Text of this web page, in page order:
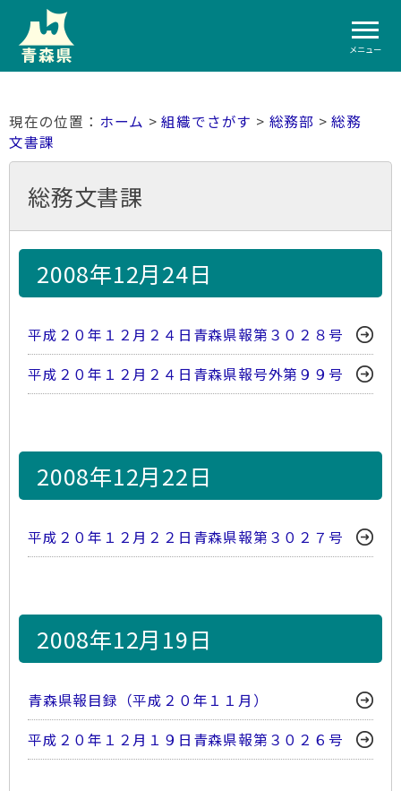
メニュー
ホーム >組織でさがす > 総務部 >総務
文書課
総務文書課
2008年12月24日
平成２０年１２月２４日青森県報第３０２８号
平成２０年１２月２４日青森県報号外第９９号
2008年12月22日
平成２０年１２月２２日青森県報第３０２７号
2008年12月19日
青森県報目録（平成２０年１１月）
平成２０年１２月１９日青森県報第３０２６号